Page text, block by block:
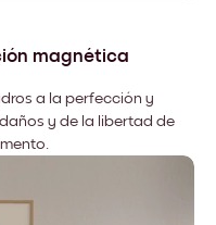
magnética
a la perfección y
y de la libertad de